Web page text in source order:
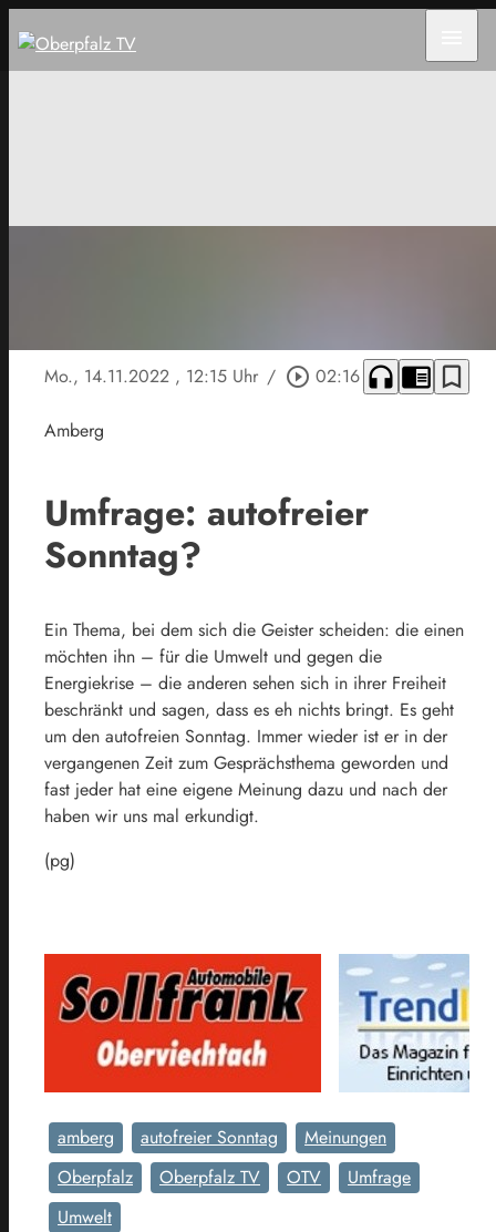
Mo., 14.11.2022 , 12:15 Uhr / play_circle_outline 02:16 headphones chrome_reader_mode bookmark_border
Amberg
Umfrage: autofreier
Sonntag?
Ein Thema, bei dem sich die Geister scheiden: die einen
möchten ihn – für die Umwelt und gegen die
Energiekrise – die anderen sehen sich in ihrer Freiheit
beschränkt und sagen, dass es eh nichts bringt. Es geht
um den autofreien Sonntag. Immer wieder ist er in der
vergangenen Zeit zum Gesprächsthema geworden und
fast jeder hat eine eigene Meinung dazu und nach der
haben wir uns mal erkundigt.
(pg)
amberg autofreier Sonntag
Meinungen
Oberpfalz
Oberpfalz TV OTV
Umfrage
Umwelt